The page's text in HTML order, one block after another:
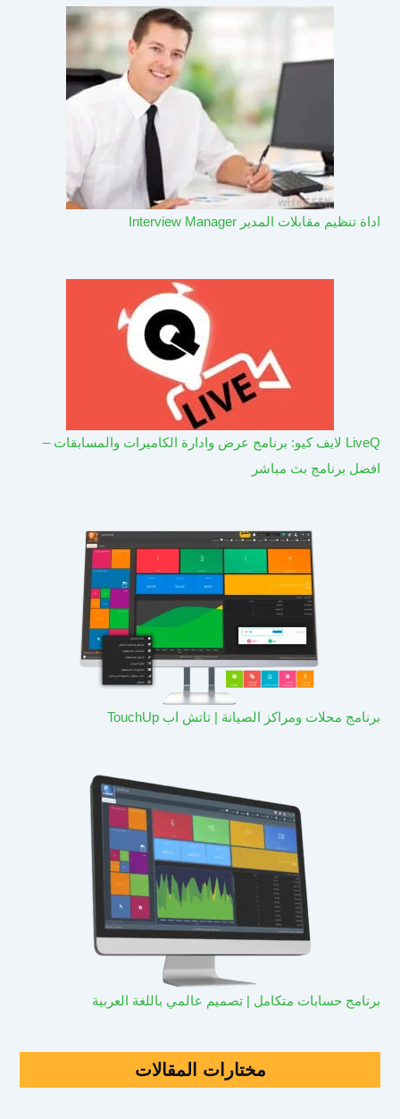
اداة تنظيم مقابلات المدير Interview Manager
LiveQ لايف كيو: برنامج عرض وادارة الكاميرات والمسابقات –
افضل برنامج بث مباشر
برنامج محلات ومراكز الصيانة | تاتش اب TouchUp
برنامج حسابات متكامل | تصميم عالمي باللغة العربية
مختارات المقالات